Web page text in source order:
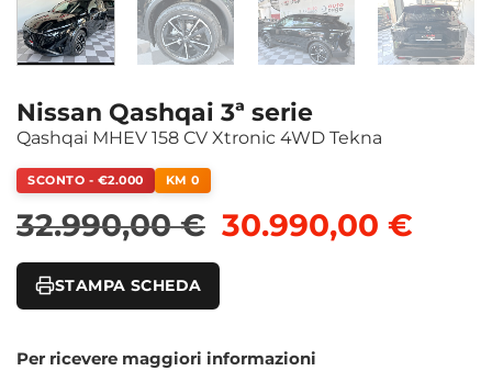
Nissan Qashqai 3ª serie
Qashqai MHEV 158 CV Xtronic 4WD Tekna
SCONTO - €2.000 KM 0
32.990,00€ Il prezzo
30.990,00€
STAMPA SCHEDA
Per ricevere maggiori informazioni